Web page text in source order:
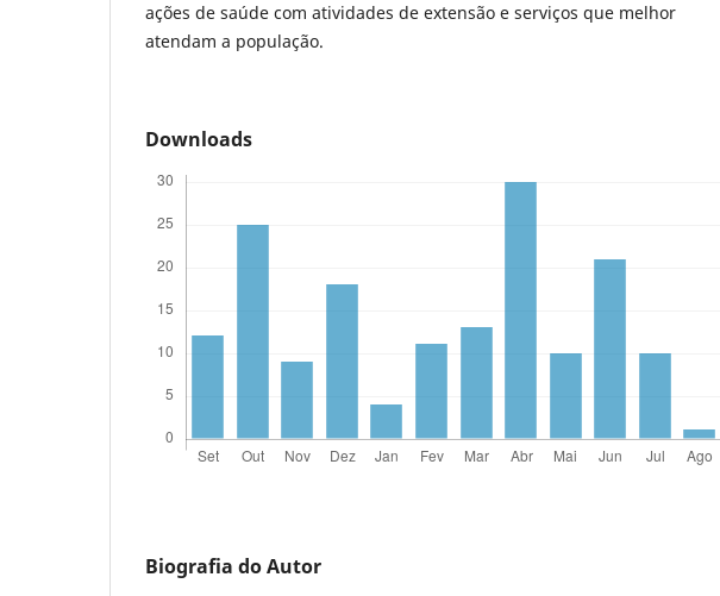
ações de saúde com atividades de extensão e serviços que melhor
atendam a população.
Downloads
Biografia do Autor